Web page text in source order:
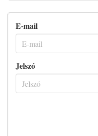
E-mail
Jelszó